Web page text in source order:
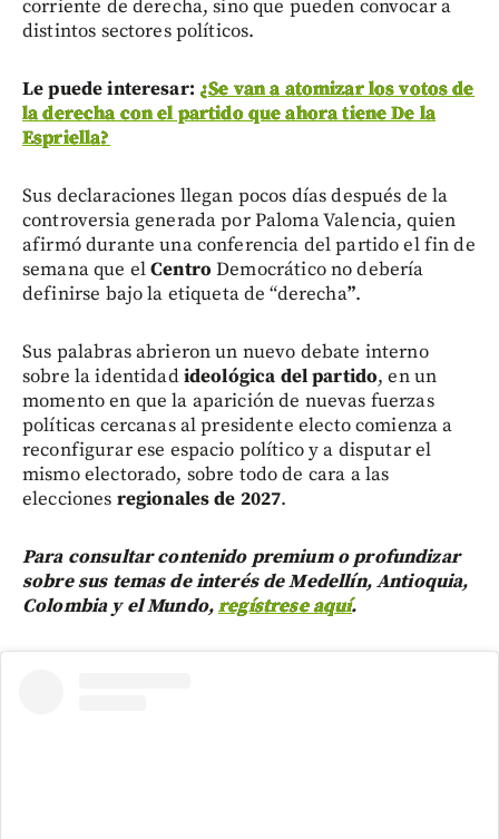
corriente de derecha, sino que pueden convocar a
distintos sectores políticos.
Le puede interesar: ¿Se van a atomizar los votos de
la derecha con el partido que ahora tiene De la
Espriella?
Sus declaraciones llegan pocos días después de la
controversia generada por Paloma Valencia, quien
afirmó durante una conferencia del partido el fin de
semana que elCentro Democrático no debería
definirse bajo la etiqueta de “derecha”.
Sus palabras abrieron un nuevo debate interno
sobre la identidadideológica del partido, en un
momento en que la aparición de nuevas fuerzas
políticas cercanas al presidente electo comienza a
reconfigurar ese espacio político y a disputar el
mismo electorado, sobre todo de cara a las
elecciones regionales de 2027.
Para consultar contenido premium o profundizar
sobre sus temas de interés de Medellín, Antioquia,
Colombia y el Mundo,regístrese aquí.